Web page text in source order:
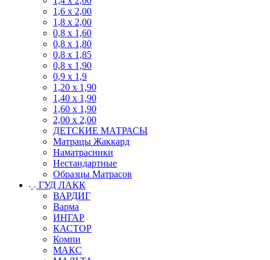
1,6 х 2,00
1,8 х 2,00
0,8 х 1,60
0,8 х 1,80
0,8 х 1,85
0,8 х 1,90
0,9 х 1,9
1,20 х 1,90
1,40 х 1,90
1,60 х 1,90
2,00 х 2,00
ДЕТСКИЕ МАТРАСЫ
Матрацы Жаккард
Наматрасники
Нестандартные
Образцы Матрасов
ГУД ЛАКК
ВАРДИГ
Варма
ИНГАР
КАСТОР
Компи
МАКС